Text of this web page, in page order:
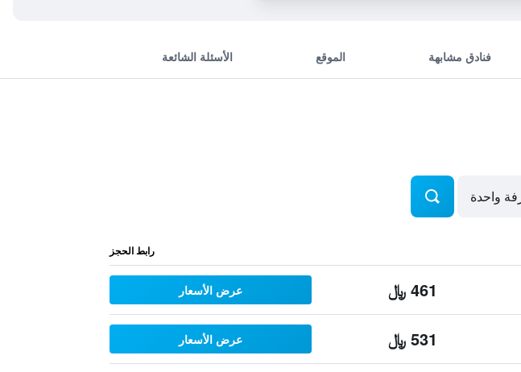
فنادق مشابهة الموقع الأسئلة الشائعة
رابط الحجز
461 ﷼ عرض الأسعار
531 ﷼ عرض الأسعار